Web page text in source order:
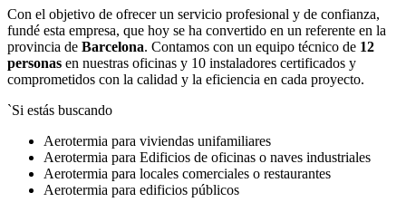
Con el objetivo de ofrecer un servicio profesional y de confianza,
fundé esta empresa, que hoy se ha convertido en un referente en la
provincia de Barcelona. Contamos con un equipo técnico de 12
personas en nuestras oficinas y 10 instaladores certificados y
comprometidos con la calidad y la eficiencia en cada proyecto.
`Si estás buscando
Aerotermia para viviendas unifamiliares
Aerotermia para Edificios de oficinas o naves industriales
Aerotermia para locales comerciales o restaurantes
Aerotermia para edificios públicos